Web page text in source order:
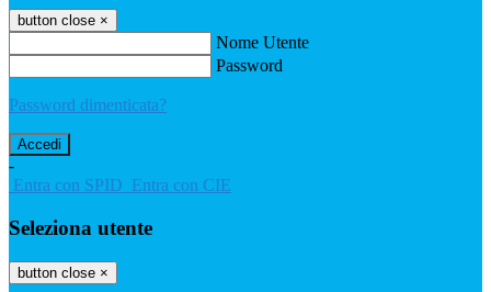
button close ×
Nome Utente
Password
Password dimenticata?
-
Entra con SPID Entra con CIE
Seleziona utente
button close ×